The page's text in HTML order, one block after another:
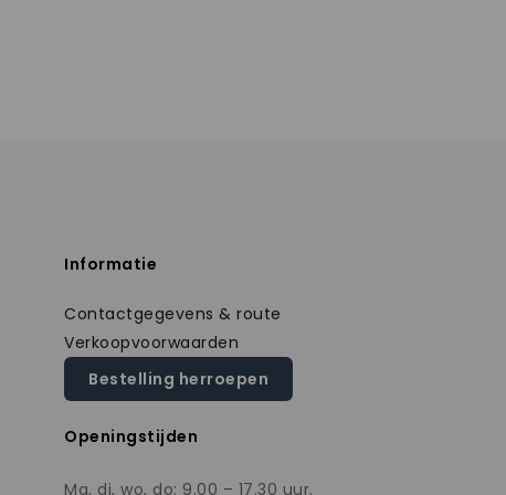
Informatie
Contactgegevens & route
Verkoopvoorwaarden
Bestelling herroepen
Openingstijden
Ma, di, wo, do: 9.00 – 17.30 uur.